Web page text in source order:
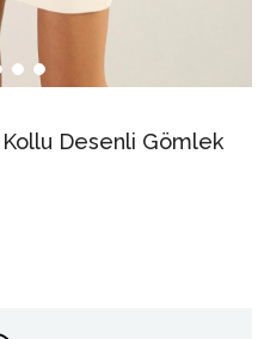
Kollu Desenli Gömlek